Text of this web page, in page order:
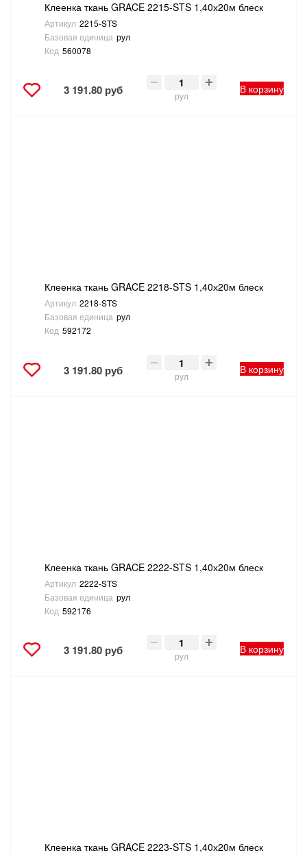
Клеенка ткань GRACE 2215-STS 1,40х20м блеск
Артикул 2215-STS
Базовая единица рул
Код 560078
3 191.80 руб рул
В корзину
Клеенка ткань GRACE 2218-STS 1,40х20м блеск
Артикул 2218-STS
Базовая единица рул
Код 592172
3 191.80 руб рул
В корзину
Клеенка ткань GRACE 2222-STS 1,40х20м блеск
Артикул 2222-STS
Базовая единица рул
Код 592176
3 191.80 руб рул
В корзину
Клеенка ткань GRACE 2223-STS 1,40х20м блеск